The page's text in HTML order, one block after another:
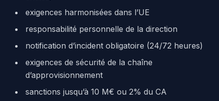
exigences harmonisées dans l’UE
responsabilité personnelle de la direction
notification d’incident obligatoire (24/72 heures)
exigences de sécurité de la chaîne
d’approvisionnement
sanctions jusqu’à 10 M€ ou 2% du CA